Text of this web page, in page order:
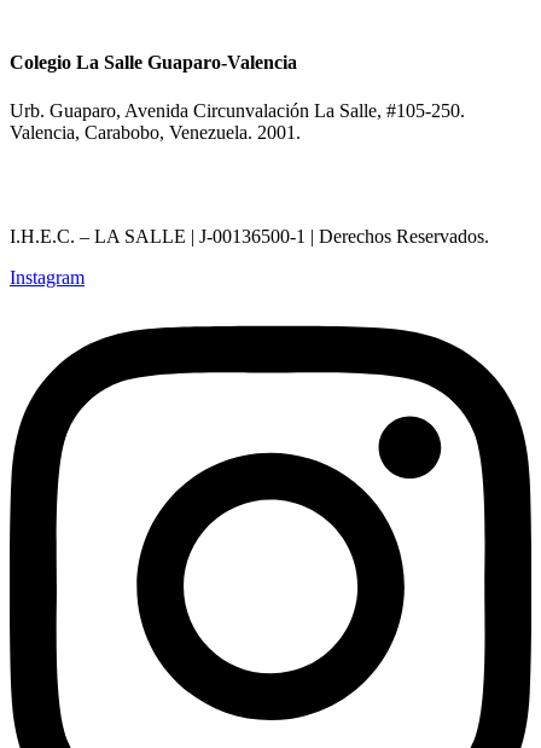
Colegio La Salle Guaparo-Valencia
Urb. Guaparo, Avenida Circunvalación La Salle, #105-250.
Valencia, Carabobo, Venezuela. 2001.
I.H.E.C. – LA SALLE | J-00136500-1 | Derechos Reservados.
Instagram